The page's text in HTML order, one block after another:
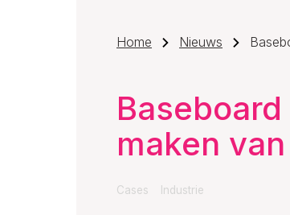
Home Nieuws
maken
Cases Industrie